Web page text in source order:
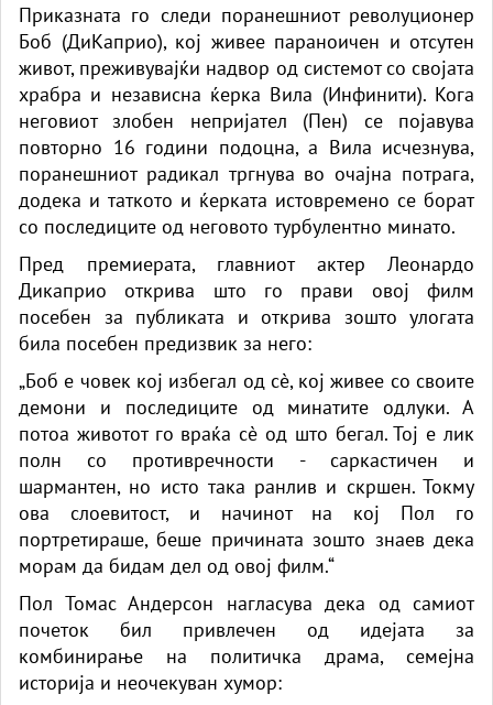
Приказната го следи поранешниот револуционер
Боб (ДиКаприо), кој живее параноичен и отсутен
живот, преживувајќи надвор од системот со својата
храбра и независна ќерка Вила (Инфинити). Кога
неговиот злобен непријател (Пен) се појавува
повторно 16 години подоцна, а Вила исчезнува,
поранешниот радикал тргнува во очајна потрага,
додека и таткото и ќерката истовремено се борат
со последиците од неговото турбулентно минато.
Пред премиерата, главниот актер Леонардо
Дикаприо открива што го прави овој филм
посебен за публиката и открива зошто улогата
била посебен предизвик за него:
„Боб е човек кој избегал од сè, кој живее со своите
демони и последиците од минатите одлуки. А
потоа животот го враќа сè од што бегал. Тој е лик
полн со противречности - саркастичен и
шармантен, но исто така ранлив и скршен. Токму
ова слоевитост, и начинот на кој Пол го
портретираше, беше причината зошто знаев дека
морам да бидам дел од овој филм.“
Пол Томас Андерсон нагласува дека од самиот
почеток бил привлечен од идејата за
комбинирање на политичка драма, семејна
историја и неочекуван хумор: